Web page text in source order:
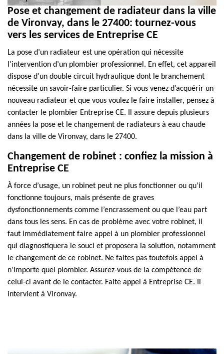
Pose et changement de radiateur dans la ville
de Vironvay, dans le 27400: tournez-vous
vers les services de Entreprise CE
La pose d’un radiateur est une opération qui nécessite
l’intervention d’un plombier professionnel. En effet, cet appareil
dispose d’un double circuit hydraulique dont le branchement
nécessite un savoir-faire particulier. Si vous venez d’acquérir un
nouveau radiateur et que vous voulez le faire installer, pensez à
contacter le plombier Entreprise CE. Il assure depuis plusieurs
années la pose et le changement de radiateurs à eau chaude
dans la ville de Vironvay, dans le 27400.
Changement de robinet : confiez la mission à
Entreprise CE
À force d’usage, un robinet peut ne plus fonctionner ou qu’il
fonctionne toujours, mais présente de graves
dysfonctionnements comme l’encrassement ou que l’eau part
dans tous les sens. En cas de problème avec votre robinet, il
faut immédiatement faire appel à un plombier professionnel
qui diagnostiquera le souci et proposera la solution, notamment
le changement de ce robinet. Ne faites pas toutefois appel à
n’importe quel plombier. Assurez-vous de la compétence de
celui-ci avant de le contacter. Faite appel à Entreprise CE. Il
intervient à Vironvay.